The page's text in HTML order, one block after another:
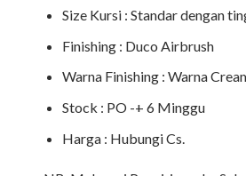
Size Kursi : Standar dengan
Finishing : Duco Airbrush
Warna Finishing : Warna
Stock : PO -+ 6 Minggu
Harga : Hubungi Cs.